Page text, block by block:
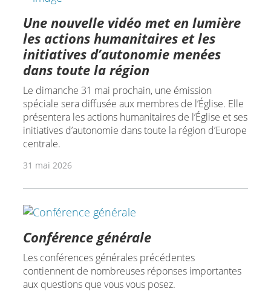
Une nouvelle vidéo met en lumière
les actions humanitaires et les
initiatives d’autonomie menées
dans toute la région
Le dimanche 31 mai prochain, une émission
spéciale sera diffusée aux membres de l’Église. Elle
présentera les actions humanitaires de l’Église et ses
initiatives d’autonomie dans toute la région d’Europe
centrale.
31 mai 2026
Conférence générale
Les conférences générales précédentes
contiennent de nombreuses réponses importantes
aux questions que vous vous posez.